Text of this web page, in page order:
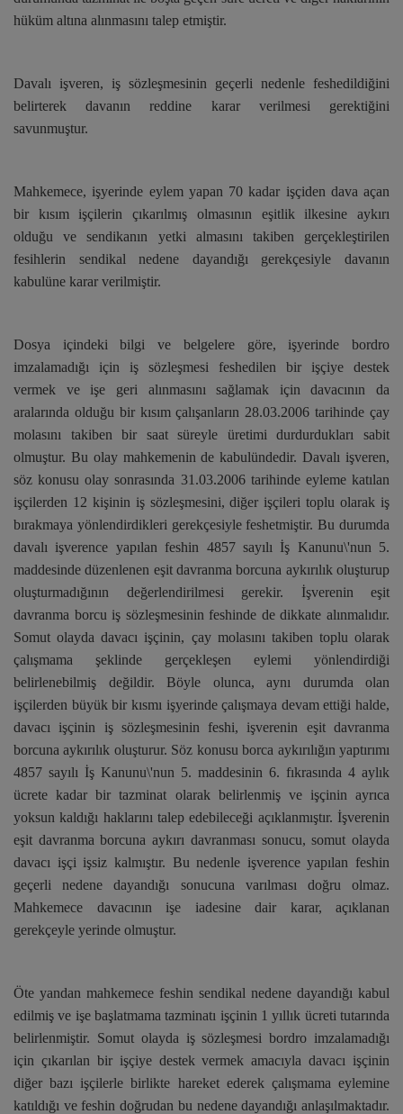
hüküm altına alınmasını talep etmiştir.
Davalı işveren, iş sözleşmesinin geçerli nedenle feshedildiğini
belirterek davanın reddine karar verilmesi gerektiğini
savunmuştur.
Mahkemece, işyerinde eylem yapan 70 kadar işçiden dava açan
bir kısım işçilerin çıkarılmış olmasının eşitlik ilkesine aykırı
olduğu ve sendikanın yetki almasını takiben gerçekleştirilen
fesihlerin sendikal nedene dayandığı gerekçesiyle davanın
kabulüne karar verilmiştir.
Dosya içindeki bilgi ve belgelere göre, işyerinde bordro
imzalamadığı için iş sözleşmesi feshedilen bir işçiye destek
vermek ve işe geri alınmasını sağlamak için davacının da
aralarında olduğu bir kısım çalışanların 28.03.2006 tarihinde çay
molasını takiben bir saat süreyle üretimi durdurdukları sabit
olmuştur. Bu olay mahkemenin de kabulündedir. Davalı işveren,
söz konusu olay sonrasında 31.03.2006 tarihinde eyleme katılan
işçilerden 12 kişinin iş sözleşmesini, diğer işçileri toplu olarak iş
bırakmaya yönlendirdikleri gerekçesiyle feshetmiştir. Bu durumda
davalı işverence yapılan feshin 4857 sayılı İş Kanunu\'nun 5.
maddesinde düzenlenen eşit davranma borcuna aykırılık oluşturup
oluşturmadığının değerlendirilmesi gerekir. İşverenin eşit
davranma borcu iş sözleşmesinin feshinde de dikkate alınmalıdır.
Somut olayda davacı işçinin, çay molasını takiben toplu olarak
çalışmama şeklinde gerçekleşen eylemi yönlendirdiği
belirlenebilmiş değildir. Böyle olunca, aynı durumda olan
işçilerden büyük bir kısmı işyerinde çalışmaya devam ettiği halde,
davacı işçinin iş sözleşmesinin feshi, işverenin eşit davranma
borcuna aykırılık oluşturur. Söz konusu borca aykırılığın yaptırımı
4857 sayılı İş Kanunu\'nun 5. maddesinin 6. fıkrasında 4 aylık
ücrete kadar bir tazminat olarak belirlenmiş ve işçinin ayrıca
yoksun kaldığı haklarını talep edebileceği açıklanmıştır. İşverenin
eşit davranma borcuna aykırı davranması sonucu, somut olayda
davacı işçi işsiz kalmıştır. Bu nedenle işverence yapılan feshin
geçerli nedene dayandığı sonucuna varılması doğru olmaz.
Mahkemece davacının işe iadesine dair karar, açıklanan
gerekçeyle yerinde olmuştur.
Öte yandan mahkemece feshin sendikal nedene dayandığı kabul
edilmiş ve işe başlatmama tazminatı işçinin 1 yıllık ücreti tutarında
belirlenmiştir. Somut olayda iş sözleşmesi bordro imzalamadığı
için çıkarılan bir işçiye destek vermek amacıyla davacı işçinin
diğer bazı işçilerle birlikte hareket ederek çalışmama eylemine
katıldığı ve feshin doğrudan bu nedene dayandığı anlaşılmaktadır.